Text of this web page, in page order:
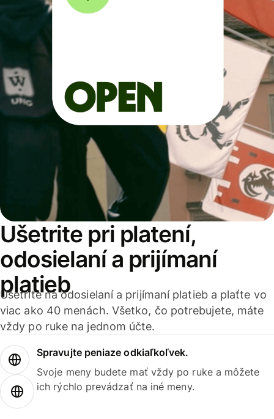
Ušetrite pri platení,
odosielaní a prijímaní
platieb
Ušetrite na odosielaní a prijímaní platieb a plaťte vo
viac ako 40 menách. Všetko, čo potrebujete, máte
vždy po ruke na jednom účte.
Spravujte peniaze odkiaľkoľvek.
Svoje meny budete mať vždy po ruke a môžete
ich rýchlo prevádzať na iné meny.